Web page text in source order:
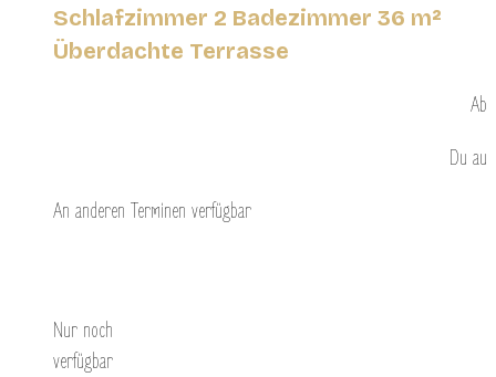
Schlafzimmer 2 Badezimmer 36 m²
Überdachte Terrasse
Ab
Du au
An anderen Terminen verfügbar
Nur noch
verfügbar